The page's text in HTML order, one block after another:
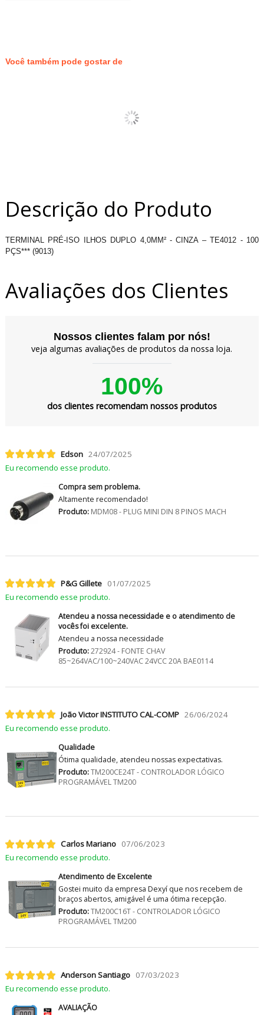
Você também pode gostar de
Descrição do Produto
TERMINAL PRÉ-ISO ILHOS DUPLO 4,0MM² - CINZA – TE4012 - 100
PÇS*** (9013)
Avaliações dos Clientes
Nossos clientes falam por nós!
veja algumas avaliações de produtos da nossa loja.
100%
dos clientes recomendam nossos produtos
Edson 24/07/2025
Eu recomendo esse produto.
Compra sem problema.
Altamente recomendado!
Produto:MDM08 - PLUG MINI DIN 8 PINOS MACH
P&G Gillete 01/07/2025
Eu recomendo esse produto.
Atendeu a nossa necessidade e o atendimento de
vocês foi excelente.
Atendeu a nossa necessidade
Produto:272924 - FONTE CHAV
85~264VAC/100~240VAC 24VCC 20A BAE0114
João Victor INSTITUTO CAL-COMP 26/06/2024
Eu recomendo esse produto.
Qualidade
Ótima qualidade, atendeu nossas expectativas.
Produto:TM200CE24T - CONTROLADOR LÓGICO
PROGRAMÁVEL TM200
Carlos Mariano 07/06/2023
Eu recomendo esse produto.
Atendimento de Excelente
Gostei muito da empresa Dexyí que nos recebem de
braços abertos, amigável é uma ótima recepção.
Produto:TM200C16T - CONTROLADOR LÓGICO
PROGRAMÁVEL TM200
Anderson Santiago 07/03/2023
Eu recomendo esse produto.
AVALIAÇÃO